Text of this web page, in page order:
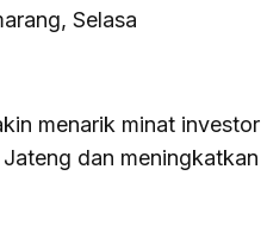
Selasa
menarik minat investor
dan meningkatkan